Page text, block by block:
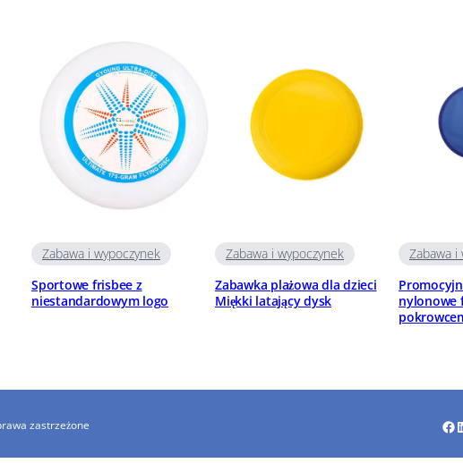
Zabawa i wypoczynek
Sportowe frisbee z
niestandardowym logo
Zabawa i wypoczynek
Zabawka plażowa dla dzieci
Miękki latający dysk
Zabawa i
nylonowe
zastrzeżone Facebook LinkedIn